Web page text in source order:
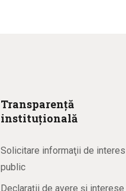
Transparență
instituțională
Solicitare informaţii de interes
public
Declarații de avere și interese